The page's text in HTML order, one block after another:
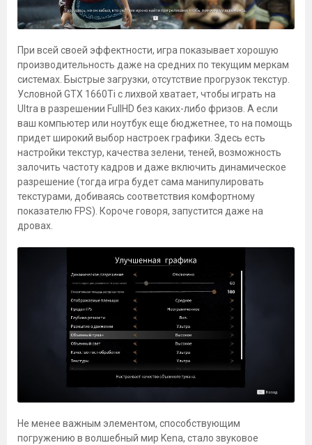
При всей своей эффектности, игра показывает хорошую
производительность даже на средних по текущим меркам
системах. Быстрые загрузки, отсутствие прогрузок текстур.
Условной GTX 1660Ti с лихвой хватает, чтобы играть на
Ultra в разрешении FullHD без каких-либо фризов. А если
ваш компьютер или ноутбук еще бюджетнее, то на помощь
придет широкий выбор настроек графики. Здесь есть
настройки текстур, качества зелени, теней, возможность
залочить частоту кадров и даже включить динамическое
разрешение (тогда игра будет сама манипулировать
текстурами, добиваясь соответствия комфортному
показателю FPS). Короче говоря, запустится даже на
дровах.
Не менее важным элементом, способствующим
погружению в волшебный мир Kena, стало звуковое